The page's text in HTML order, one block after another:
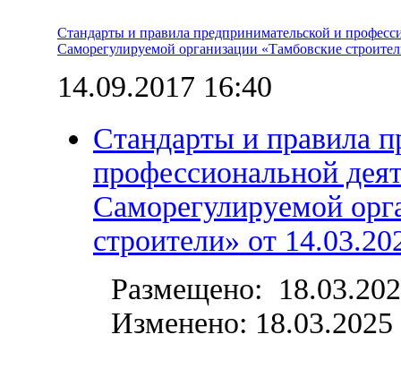
Стандарты и правила предпринимательской и
Саморегулируемой организации «Тамбовские
14.09.2017 16:40
Стандарты и правила
профессиональной
Саморегулируемой
строители» от
Размещено:
Изменено: 18.03.2025